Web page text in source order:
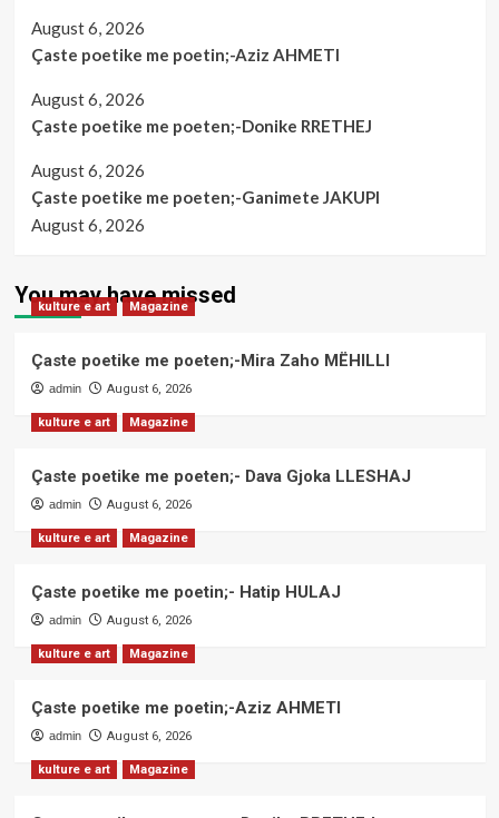
August 6, 2026
Çaste poetike me poetin;-Aziz AHMETI
August 6, 2026
Çaste poetike me poeten;-Donike RRETHEJ
August 6, 2026
Çaste poetike me poeten;-Ganimete JAKUPI
August 6, 2026
You may have missed
kulture e art Magazine
Çaste poetike me poeten;-Mira Zaho MËHILLI
admin August 6, 2026
kulture e art Magazine
Çaste poetike me poeten;- Dava Gjoka LLESHAJ
admin August 6, 2026
kulture e art Magazine
Çaste poetike me poetin;- Hatip HULAJ
admin August 6, 2026
kulture e art Magazine
Çaste poetike me poetin;-Aziz AHMETI
admin August 6, 2026
kulture e art Magazine